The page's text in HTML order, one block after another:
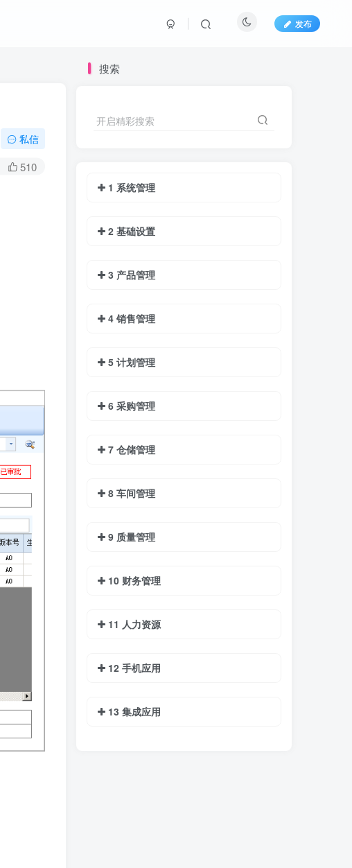
发布
私信
510
搜索
开启精彩搜索
1 系统管理
2 基础设置
3 产品管理
4 销售管理
5 计划管理
6 采购管理
7 仓储管理
8 车间管理
9 质量管理
10 财务管理
11 人力资源
12 手机应用
13 集成应用